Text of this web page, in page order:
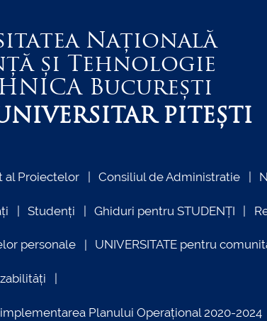
Națională
și Tehnologie
București
PITEȘTI
al Proiectelor Consiliul de Administratie
Studenți Ghiduri pentru STUDENȚI
personale UNIVERSITATE pentru
Planului Operațional 2020-2024